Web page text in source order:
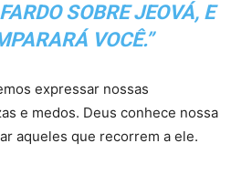
SOBRE JEOVÁ, E
VOCÊ.”
expressar nossas
e medos. Deus conhece nossa
aqueles que recorrem a ele.